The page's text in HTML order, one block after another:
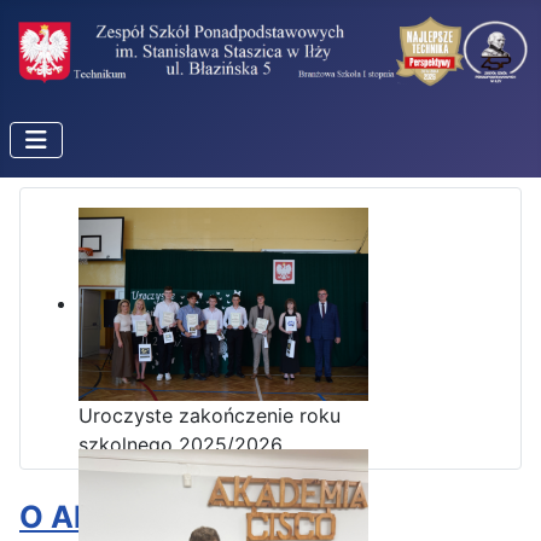
Uroczyste zakończenie roku
szkolnego 2025/2026
O Akademii CISCO